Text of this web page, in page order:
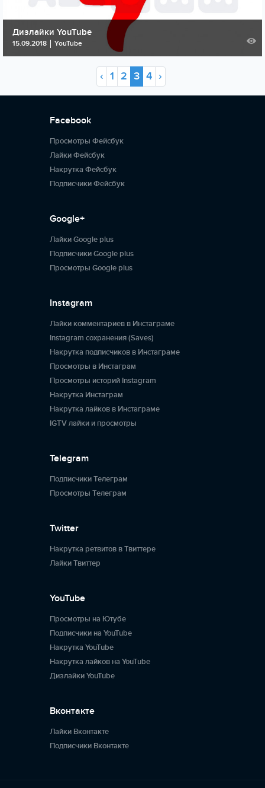
Дизлайки YouTube
15.09.2018 YouTube
‹ 1 2 3 4 ›
Facebook
Просмотры Фейсбук
Лайки Фейсбук
Накрутка Фейсбук
Подписчики Фейсбук
Google+
Лайки Google plus
Подписчики Google plus
Просмотры Google plus
Instagram
Лайки комментариев в Инстаграме
Instagram сохранения (Saves)
Накрутка подписчиков в Инстаграме
Просмотры в Инстаграм
Просмотры историй Instagram
Накрутка Инстаграм
Накрутка лайков в Инстаграме
IGTV лайки и просмотры
Telegram
Подписчики Телеграм
Просмотры Телеграм
Twitter
Накрутка ретвитов в Твиттере
Лайки Твиттер
YouTube
Просмотры на Ютубе
Подписчики на YouTube
Накрутка YouTube
Накрутка лайков на YouTube
Дизлайки YouTube
Вконтакте
Лайки Вконтакте
Подписчики Вконтакте